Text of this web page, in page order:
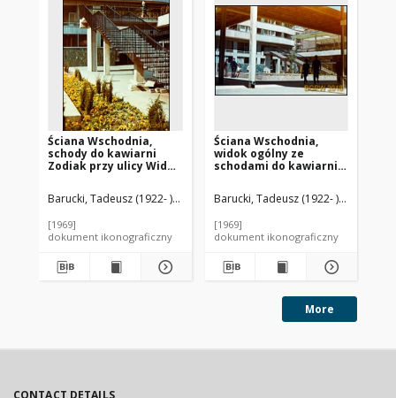
Ściana Wschodnia,
schody do kawiarni
Zodiak przy ulicy Widok
Śródmiejskiego
Stefana "Wiecha”
Warszawa
Barucki, Tadeusz (1922- ). Fotograf
[1969]
dokument ikonograficzny
Ściana Wschodnia,
widok ogólny ze
schodami do kawiarni
24/26, od strony Pasażu
Śródmiejskiego
Wiecheckiego,
Warszawa
Barucki, Tadeusz (1922- ). Fotograf
[1969]
dokument ikonograficzny
More
CONTACT DETAILS